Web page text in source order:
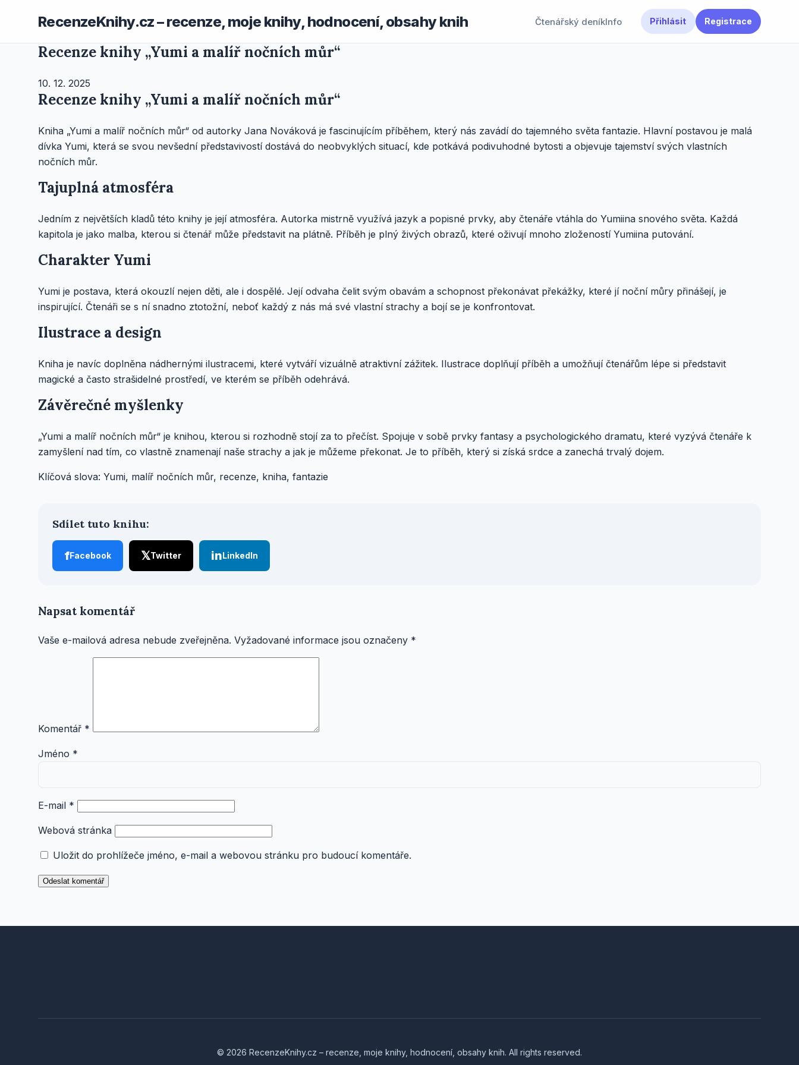
RecenzeKnihy.cz – recenze, moje knihy, hodnocení, obsahy knih Čtenářský deníkInfo Přihlásit Registrace
Recenze knihy „Yumi a malíř nočních můr“
10. 12. 2025
Recenze knihy „Yumi a malíř nočních můr“
Kniha „Yumi a malíř nočních můr“ od autorky Jana Nováková je fascinujícím příběhem, který nás zavádí do tajemného světa fantazie. Hlavní postavou je malá
dívka Yumi, která se svou nevšední představivostí dostává do neobvyklých situací, kde potkává podivuhodné bytosti a objevuje tajemství svých vlastních
nočních můr.
Tajuplná atmosféra
Jedním z největších kladů této knihy je její atmosféra. Autorka mistrně využívá jazyk a popisné prvky, aby čtenáře vtáhla do Yumiina snového světa. Každá
kapitola je jako malba, kterou si čtenář může představit na plátně. Příběh je plný živých obrazů, které oživují mnoho zložeností Yumiina putování.
Charakter Yumi
Yumi je postava, která okouzlí nejen děti, ale i dospělé. Její odvaha čelit svým obavám a schopnost překonávat překážky, které jí noční můry přinášejí, je
inspirující. Čtenáři se s ní snadno ztotožní, neboť každý z nás má své vlastní strachy a bojí se je konfrontovat.
Ilustrace a design
Kniha je navíc doplněna nádhernými ilustracemi, které vytváří vizuálně atraktivní zážitek. Ilustrace doplňují příběh a umožňují čtenářům lépe si představit
magické a často strašidelné prostředí, ve kterém se příběh odehrává.
Závěrečné myšlenky
„Yumi a malíř nočních můr“ je knihou, kterou si rozhodně stojí za to přečíst. Spojuje v sobě prvky fantasy a psychologického dramatu, které vyzývá čtenáře k
zamyšlení nad tím, co vlastně znamenají naše strachy a jak je můžeme překonat. Je to příběh, který si získá srdce a zanechá trvalý dojem.
Klíčová slova: Yumi, malíř nočních můr, recenze, kniha, fantazie
Sdílet tuto knihu:
fFacebook 𝕏Twitter inLinkedIn
Napsat komentář
Vaše e-mailová adresa nebude zveřejněna. Vyžadované informace jsou označeny *
Komentář *
Jméno *
E-mail *
Webová stránka
Uložit do prohlížeče jméno, e-mail a webovou stránku pro budoucí komentáře.
© 2026 RecenzeKnihy.cz – recenze, moje knihy, hodnocení, obsahy knih. All rights reserved.